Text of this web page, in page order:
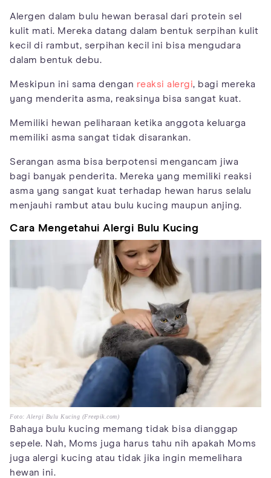
Alergen dalam bulu hewan berasal dari protein sel
kulit mati. Mereka datang dalam bentuk serpihan kulit
kecil di rambut, serpihan kecil ini bisa mengudara
dalam bentuk debu.
Meskipun ini sama dengan reaksi alergi, bagi mereka
yang menderita asma, reaksinya bisa sangat kuat.
Memiliki hewan peliharaan ketika anggota keluarga
memiliki asma sangat tidak disarankan.
Serangan asma bisa berpotensi mengancam jiwa
bagi banyak penderita. Mereka yang memiliki reaksi
asma yang sangat kuat terhadap hewan harus selalu
menjauhi rambut atau bulu kucing maupun anjing.
Cara Mengetahui Alergi Bulu Kucing
Foto: Alergi Bulu Kucing (Freepik.com)
Bahaya bulu kucing memang tidak bisa dianggap
sepele. Nah, Moms juga harus tahu nih apakah Moms
juga alergi kucing atau tidak jika ingin memelihara
hewan ini.